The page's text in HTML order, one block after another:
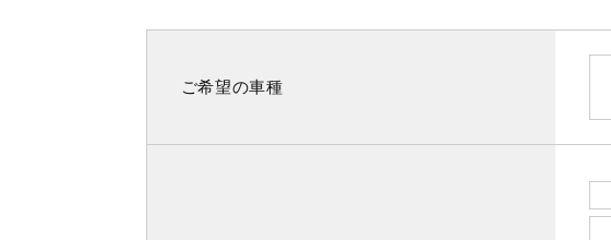
ご希望の車種